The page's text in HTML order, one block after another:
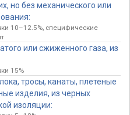
но без механического или
10–12.5%, специфические
или сжиженного газа, из
15%
тросы, канаты, плетеные
изделия, из черных
изоляции: